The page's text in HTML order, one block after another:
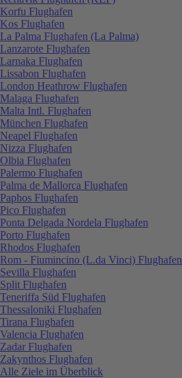
Korfu Flughafen
Kos Flughafen
La Palma Flughafen (La Palma)
Lanzarote Flughafen
Larnaka Flughafen
Lissabon Flughafen
London Heathrow Flughafen
Malaga Flughafen
Malta Intl. Flughafen
München Flughafen
Neapel Flughafen
Nizza Flughafen
Olbia Flughafen
Palermo Flughafen
Palma de Mallorca Flughafen
Paphos Flughafen
Pico Flughafen
Ponta Delgada Nordela Flughafen
Porto Flughafen
Rhodos Flughafen
Rom - Fiumincino (L.da Vinci) Flughafen
Sevilla Flughafen
Split Flughafen
Teneriffa Süd Flughafen
Thessaloniki Flughafen
Tirana Flughafen
Valencia Flughafen
Zadar Flughafen
Zakynthos Flughafen
Alle Ziele im Überblick